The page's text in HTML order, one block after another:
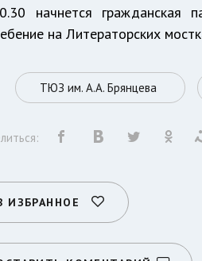
начнется
на Литераторских
ТЮЗ им. А.А. Брянцева
ИЗБРАННОЕ